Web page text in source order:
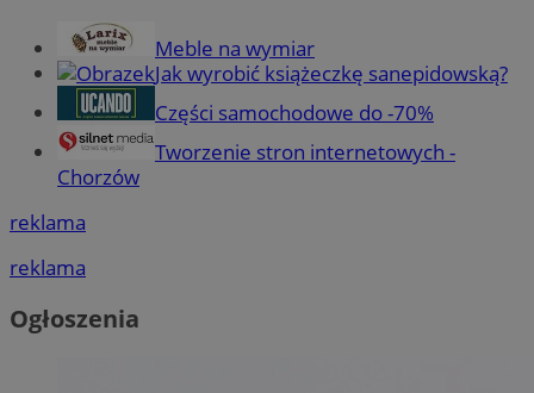
Meble na wymiar
Jak wyrobić książeczkę sanepidowską?
Części samochodowe do -70%
Tworzenie stron internetowych -
Chorzów
reklama
reklama
Ogłoszenia